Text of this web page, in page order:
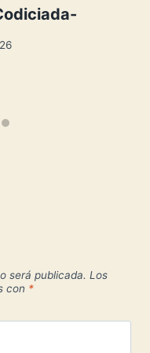
será publicada. Los
con *